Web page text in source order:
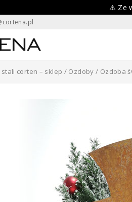
⚠️ Ze
corten – sklep / Ozdoby / Ozdoba